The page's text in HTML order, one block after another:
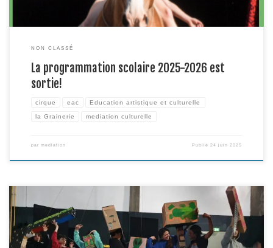
NON CLASSÉ
La programmation scolaire 2025-2026 est
sortie!
cirque eac Education artistique et culturelle
la Grainerie mediation culturelle
par mediation Publié24 juin 2025
Du 19 au 21 février 2025, la Grainerie a accueilli un stage de création